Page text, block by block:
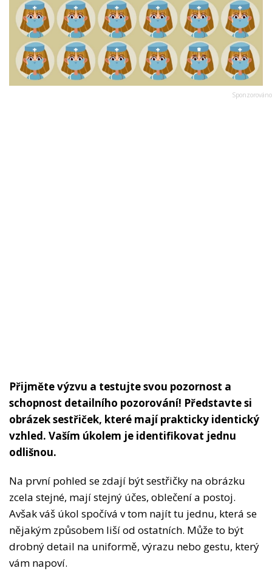
Přijměte výzvu a testujte svou pozornost a
schopnost detailního pozorování! Představte si
obrázek sestřiček, které mají prakticky identický
vzhled. Vaším úkolem je identifikovat jednu
odlišnou.
Na první pohled se zdají být sestřičky na obrázku
zcela stejné, mají stejný účes, oblečení a postoj.
Avšak váš úkol spočívá v tom najít tu jednu, která se
nějakým způsobem liší od ostatních. Může to být
drobný detail na uniformě, výrazu nebo gestu, který
vám napoví.